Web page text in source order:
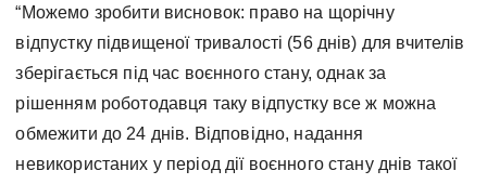
“Можемо зробити висновок: право на щорічну
відпустку підвищеної тривалості (56 днів) для вчителів
зберігається під час воєнного стану, однак за
рішенням роботодавця таку відпустку все ж можна
обмежити до 24 днів. Відповідно, надання
невикористаних у період дії воєнного стану днів такої